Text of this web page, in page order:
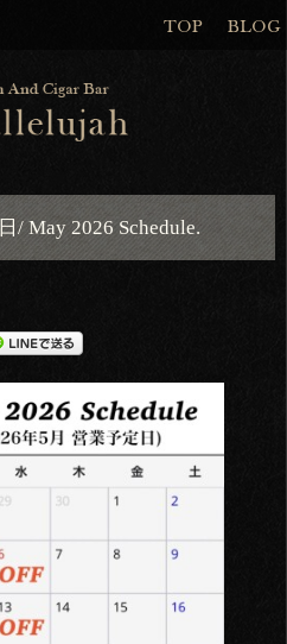
/ May 2026 Schedule.